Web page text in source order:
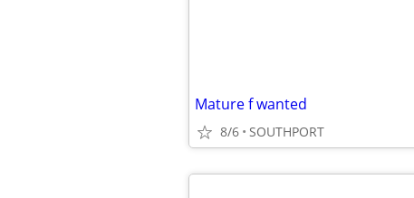
Mature f wanted
8/6 SOUTHPORT